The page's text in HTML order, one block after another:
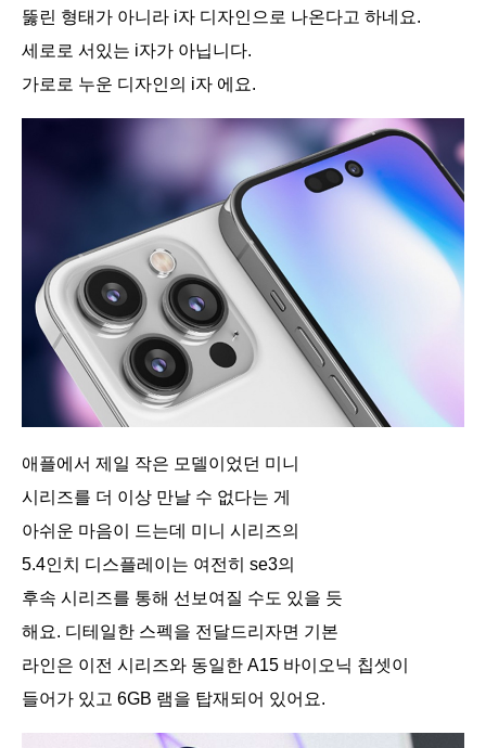
뚫린 형태가 아니라 i자 디자인으로 나온다고 하네요.
세로로 서있는 i자가 아닙니다.
가로로 누운 디자인의 i자 에요.
애플에서 제일 작은 모델이었던 미니
시리즈를 더 이상 만날 수 없다는 게
아쉬운 마음이 드는데 미니 시리즈의
5.4인치 디스플레이는 여전히 se3의
후속 시리즈를 통해 선보여질 수도 있을 듯
해요. 디테일한 스펙을 전달드리자면 기본
라인은 이전 시리즈와 동일한 A15 바이오닉 칩셋이
들어가 있고 6GB 램을 탑재되어 있어요.